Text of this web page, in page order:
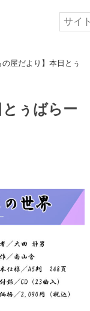
の屋だより】本日とぅ
とぅばらー